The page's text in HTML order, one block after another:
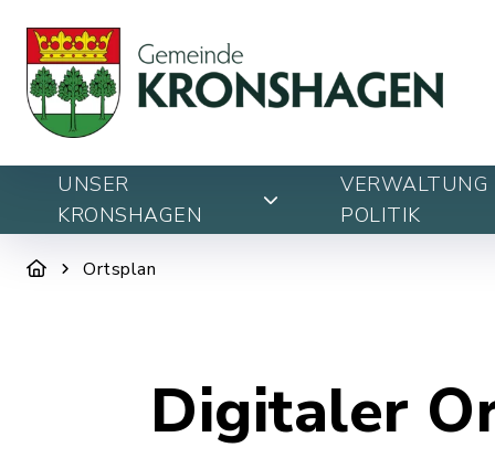
UNSER
KRONSHAGEN
VERWALTUNG
POLITIK
Ortsplan
Digitaler